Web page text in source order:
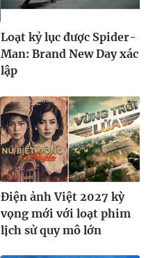
Loạt kỷ lục được Spider-
Man: Brand New Day xác
lập
Điện ảnh Việt 2027 kỳ
vọng mới với loạt phim
lịch sử quy mô lớn